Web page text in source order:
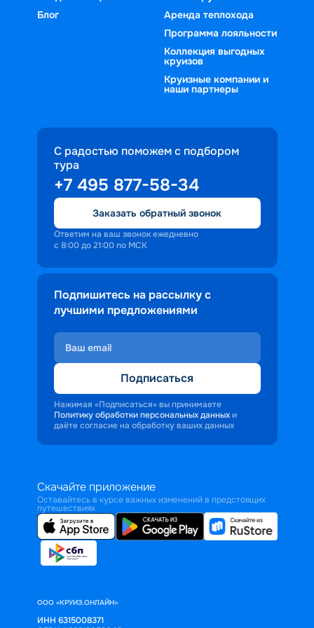
плавании от одного порта к другому,
наполнены разнообразными
развлечениями. К услугам
пассажиров рестораны, бары,
бассейны, кинотеатры, тренажерные
определиться с выбором круиза.
Блог
Аренда теплохода
Программа лояльности
Коллекция выгодных
круизов
Круизные компании и
наши партнеры
С радостью поможем с подбором
тура
+7 495 877-58-34
Заказать обратный звонок
Ответим на ваш звонок ежедневно
с 8:00 до 21:00 по МСК
Подпишитесь на рассылку с
лучшими предложениями
Подписаться
Нажимая «Подписаться» вы принимаете
Политику обработки персональных данных и
даёте согласие на обработку ваших данных
Скачайте приложение
Оставайтесь в курсе важных изменений в предстоящих
путешествиях
ООО «КРУИЗ.ОНЛАЙН»
ИНН 6315008371